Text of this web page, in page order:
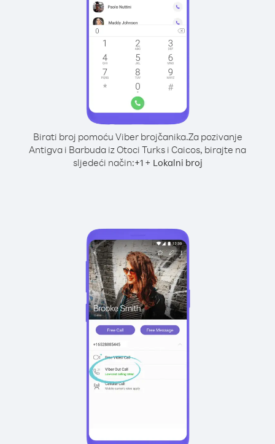
Birati broj pomoću Viber brojčanika.Za pozivanje
Antigva i Barbuda iz Otoci Turks i Caicos, birajte na
sljedeći način:+1+ Lokalni broj